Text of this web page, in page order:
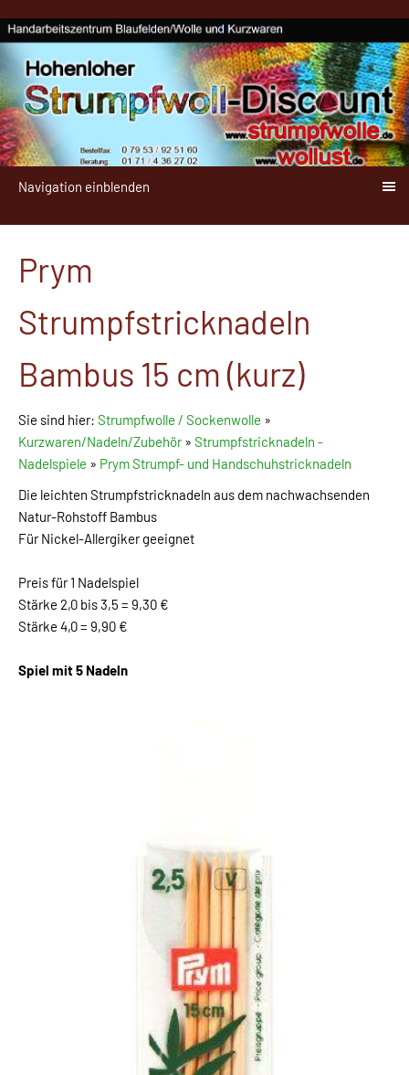
Navigation einblenden
Prym
Strumpfstricknadeln
Bambus 15 cm (kurz)
Sie sind hier: Strumpfwolle / Sockenwolle »
Kurzwaren/Nadeln/Zubehör» Strumpfstricknadeln -
Nadelspiele » Prym Strumpf- und Handschuhstricknadeln
Die leichten Strumpfstricknadeln aus dem nachwachsenden
Natur-Rohstoff Bambus
Für Nickel-Allergiker geeignet
Preis für 1 Nadelspiel
Stärke 2,0 bis 3,5 = 9,30 €
Stärke 4,0 = 9,90 €
Spiel mit 5 Nadeln